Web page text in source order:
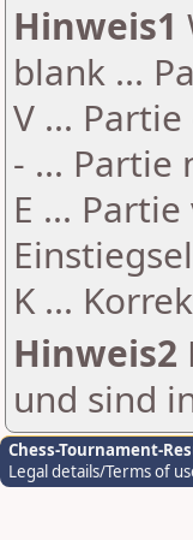
Hinweis1
blank ...
V ...
- ... Partie
E ...
K ...
Hinweis2
und sind
Chess-Tournament-
Legal details/Terms of